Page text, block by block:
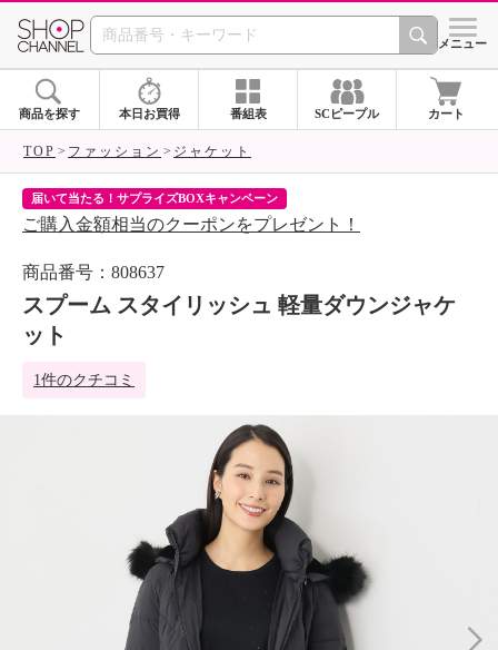
SHOP CHANNEL シメニュー
商品を探す 本日お買得 番組表 SCピープル カート
TOP ファッション ジャケット
届いて当たる！サプライズBOXキャンペーン
ご購入金額相当のクーポンをプレゼント！
商品番号：808637
スプーム スタイリッシュ 軽量ダウンジャケ
ット
1件のクチコミ